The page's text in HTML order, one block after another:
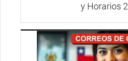
y Horarios